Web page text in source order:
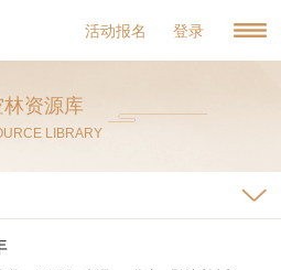
活动报名 登录
林资源库
LIBRARY